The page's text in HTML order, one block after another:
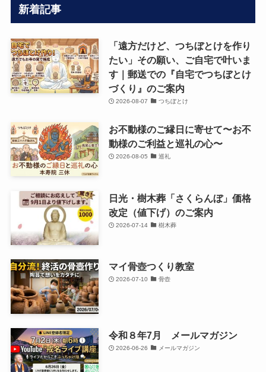
新着記事
「遠方だけど、つちぼとけを作り
たい」その願い、ご自宅で叶いま
す｜郵送での『自宅でつちぼとけ
づくり』のご案内
2026-08-07 つちぼとけ
お不動様のご縁日に寄せて〜お不
動様のご利益と巡礼の心〜
2026-08-05 巡礼
日光・樹木葬「さくらんぼ」価格
改定（値下げ）のご案内
2026-07-14 樹木葬
マイ骨壺つくり教室
2026-07-10 骨壺
令和８年7月 メールマガジン
2026-06-26 メールマガジン